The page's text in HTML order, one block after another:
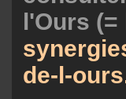
l'Ours (=
de-l-